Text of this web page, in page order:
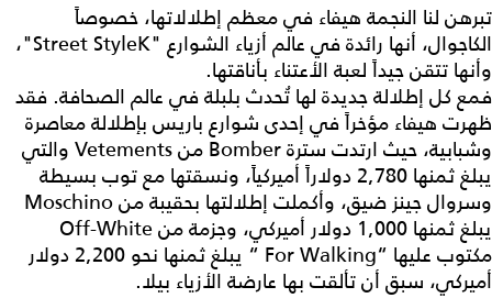
تبرهن لنا النجمة هيفاء في معظم إطلالاتها، خصوصاً
الكاجوال، أنها رائدة في عالم أزياء الشوارع "Street StyleK"،
وأنها تتقن جيداً لعبة الأعتناء بأناقتها.
فمع كل إطلالة جديدة لها تُحدث بلبلة في عالم الصحافة. فقد
ظهرت هيفاء مؤخراً في إحدى شوارع باريس بإطلالة معاصرة
وشبابية، حيث ارتدت سترة Bomber من Vetements والتي
يبلغ ثمنها 2,780 دولاراً أميركياً، ونسقتها مع توب بسيطة
وسروال جينز ضيق، وأكملت إطلالتها بحقيبة من Moschino
يبلغ ثمنها 1,000 دولار أميركي، وجزمة من Off-White
مكتوب عليها “For Walking “ يبلغ ثمنها نحو 2,200 دولار
أميركي، سبق أن تألقت بها عارضة الأزياء بيلا.